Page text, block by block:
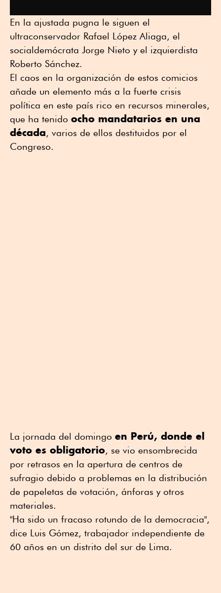
En la ajustada pugna le siguen el
ultraconservador Rafael López Aliaga, el
socialdemócrata Jorge Nieto y el izquierdista
Roberto Sánchez.
El caos en la organización de estos comicios
añade un elemento más a la fuerte crisis
política en este país rico en recursos minerales,
que ha tenido ocho mandatarios en una
década, varios de ellos destituidos por el
Congreso.
La jornada del domingo en Perú, donde el
voto es obligatorio, se vio ensombrecida
por retrasos en la apertura de centros de
sufragio debido a problemas en la distribución
de papeletas de votación, ánforas y otros
materiales.
"Ha sido un fracaso rotundo de la democracia",
dice Luis Gómez, trabajador independiente de
60 años en un distrito del sur de Lima.